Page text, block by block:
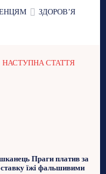
ЗДОРОВʼЯ
НАСТУПНА СТАТТЯ
Праги платив за
їжі фальшивими